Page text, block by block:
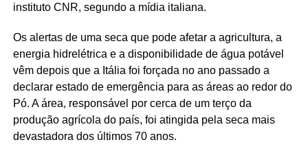
instituto CNR, segundo a mídia italiana.
Os alertas de uma seca que pode afetar a agricultura, a
energia hidrelétrica e a disponibilidade de água potável
vêm depois que a Itália foi forçada no ano passado a
declarar estado de emergência para as áreas ao redor do
Pó. A área, responsável por cerca de um terço da
produção agrícola do país, foi atingida pela seca mais
devastadora dos últimos 70 anos.